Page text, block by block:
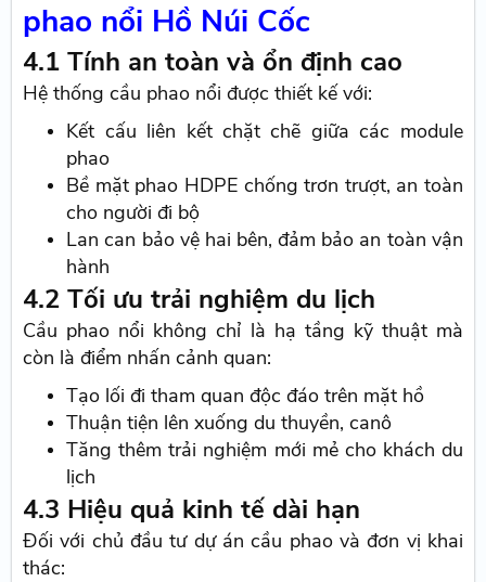
phao nổi Hồ Núi Cốc
4.1 Tính an toàn và ổn định cao
Hệ thống cầu phao nổi được thiết kế với:
Kết cấu liên kết chặt chẽ giữa các module
phao
Bề mặt phao HDPE chống trơn trượt, an toàn
cho người đi bộ
Lan can bảo vệ hai bên, đảm bảo an toàn vận
hành
4.2 Tối ưu trải nghiệm du lịch
Cầu phao nổi không chỉ là hạ tầng kỹ thuật mà
còn là điểm nhấn cảnh quan:
Tạo lối đi tham quan độc đáo trên mặt hồ
Thuận tiện lên xuống du thuyền, canô
Tăng thêm trải nghiệm mới mẻ cho khách du
lịch
4.3 Hiệu quả kinh tế dài hạn
Đối với chủ đầu tư dự án cầu phao và đơn vị khai
thác: